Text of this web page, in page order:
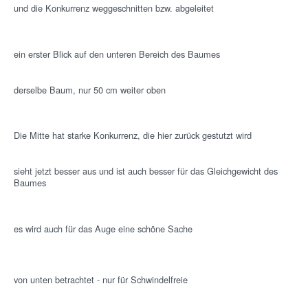
und die Konkurrenz weggeschnitten bzw. abgeleitet
ein erster Blick auf den unteren Bereich des Baumes
derselbe Baum, nur 50 cm weiter oben
Die Mitte hat starke Konkurrenz, die hier zurück gestutzt wird
sieht jetzt besser aus und ist auch besser für das Gleichgewicht des
Baumes
es wird auch für das Auge eine schöne Sache
von unten betrachtet - nur für Schwindelfreie